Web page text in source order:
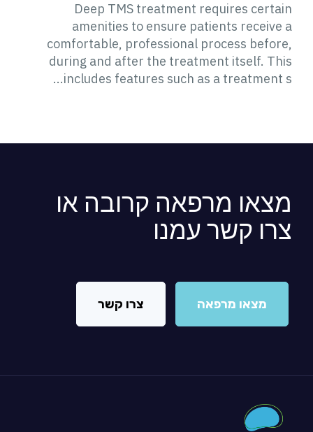
Deep TMS treatment requires certain
amenities to ensure patients receive a
comfortable, professional process before,
during and after the treatment itself. This
includes features such as a treatment s...
מצאו מרפאה קרובה או
צרו קשר עמנו
מצאו מרפאה צרו קשר